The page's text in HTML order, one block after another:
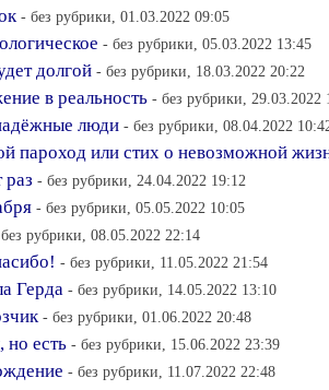
- без рубрики, 01.03.2022 09:05
- без рубрики, 05.03.2022 13:45
долгой - без рубрики, 18.03.2022 20:22
в реальность - без рубрики, 29.03.2022
люди - без рубрики, 08.04.2022
пароход или стих о невозможной
раз - без рубрики, 24.04.2022 19:12
- без рубрики, 05.05.2022 10:05
рубрики, 08.05.2022 22:14
- без рубрики, 11.05.2022 21:54
Герда - без рубрики, 14.05.2022 13:10
- без рубрики, 01.06.2022 20:48
но есть - без рубрики, 15.06.2022 23:39
- без рубрики, 11.07.2022 22:48